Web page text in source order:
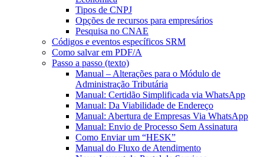
Tipos de CNPJ
Opções de recursos para empresários
Pesquisa no CNAE
Códigos e eventos específicos SRM
Como salvar em PDF/A
Passo a passo (texto)
Manual – Alterações para o Módulo de
Administração Tributária
Manual: Certidão Simplificada via WhatsApp
Manual: Da Viabilidade de Endereço
Manual: Abertura de Empresas Via WhatsApp
Manual: Envio de Processo Sem Assinatura
Como Enviar um “HESK”
Manual do Fluxo de Atendimento